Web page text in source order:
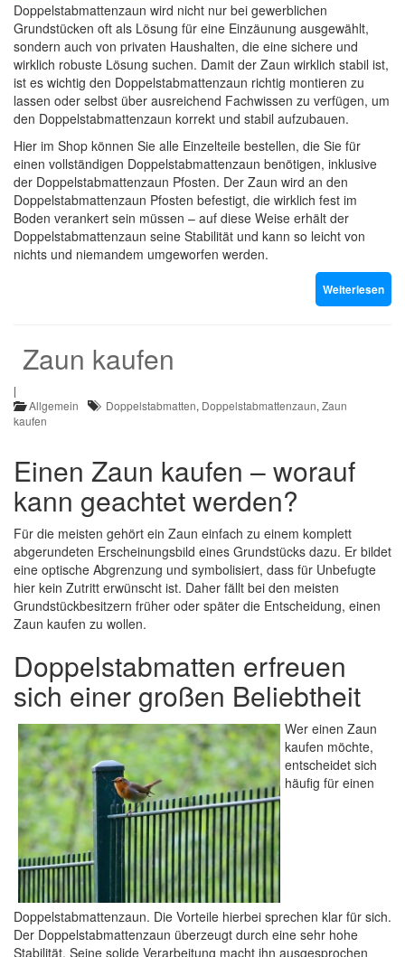
Doppelstabmattenzaun wird nicht nur bei gewerblichen
Grundstücken oft als Lösung für eine Einzäunung ausgewählt,
sondern auch von privaten Haushalten, die eine sichere und
wirklich robuste Lösung suchen. Damit der Zaun wirklich stabil ist,
ist es wichtig den Doppelstabmattenzaun richtig montieren zu
lassen oder selbst über ausreichend Fachwissen zu verfügen, um
den Doppelstabmattenzaun korrekt und stabil aufzubauen.
Hier im Shop können Sie alle Einzelteile bestellen, die Sie für
einen vollständigen Doppelstabmattenzaun benötigen, inklusive
der Doppelstabmattenzaun Pfosten. Der Zaun wird an den
Doppelstabmattenzaun Pfosten befestigt, die wirklich fest im
Boden verankert sein müssen – auf diese Weise erhält der
Doppelstabmattenzaun seine Stabilität und kann so leicht von
nichts und niemandem umgeworfen werden.
Weiterlesen
Zaun kaufen
|
Allgemein
Doppelstabmatten, Doppelstabmattenzaun, Zaun
kaufen
Einen Zaun kaufen – worauf
kann geachtet werden?
Für die meisten gehört ein Zaun einfach zu einem komplett
abgerundeten Erscheinungsbild eines Grundstücks dazu. Er bildet
eine optische Abgrenzung und symbolisiert, dass für Unbefugte
hier kein Zutritt erwünscht ist. Daher fällt bei den meisten
Grundstückbesitzern früher oder später die Entscheidung, einen
Zaun kaufen zu wollen.
Doppelstabmatten erfreuen
sich einer großen Beliebtheit
Wer einen Zaun
kaufen möchte,
entscheidet sich
häufig für einen
Doppelstabmattenzaun. Die Vorteile hierbei sprechen klar für sich.
Der Doppelstabmattenzaun überzeugt durch eine sehr hohe
Stabilität. Seine solide Verarbeitung macht ihn ausgesprochen